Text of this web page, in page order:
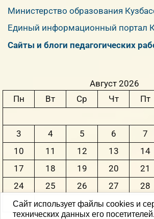
Министерство образования
Единый информационный портал
Сайты и блоги педагогических
Август 2026
Пн
Вт Ср Чт Пт
3
4 5 6 7
10
11 12 13 14
17
18 19 20 21
24
25 26 27 28
31
Сайт использует файлы cookies и
технических данных его посетителей.